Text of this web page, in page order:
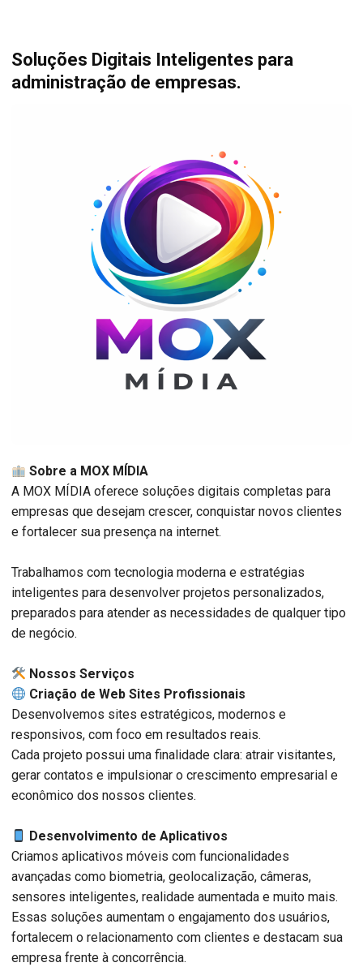
Soluções Digitais Inteligentes para
administração de empresas.
Sobre a MOX MÍDIA
A MOX MÍDIA oferece soluções digitais completas para
empresas que desejam crescer, conquistar novos clientes
e fortalecer sua presença na internet.
Trabalhamos com tecnologia moderna e estratégias
inteligentes para desenvolver projetos personalizados,
preparados para atender as necessidades de qualquer tipo
de negócio.
️ Nossos Serviços
Criação de Web Sites Profissionais
Desenvolvemos sites estratégicos, modernos e
responsivos, com foco em resultados reais.
Cada projeto possui uma finalidade clara: atrair visitantes,
gerar contatos e impulsionar o crescimento empresarial e
econômico dos nossos clientes.
Desenvolvimento de Aplicativos
Criamos aplicativos móveis com funcionalidades
avançadas como biometria, geolocalização, câmeras,
sensores inteligentes, realidade aumentada e muito mais.
Essas soluções aumentam o engajamento dos usuários,
fortalecem o relacionamento com clientes e destacam sua
empresa frente à concorrência.